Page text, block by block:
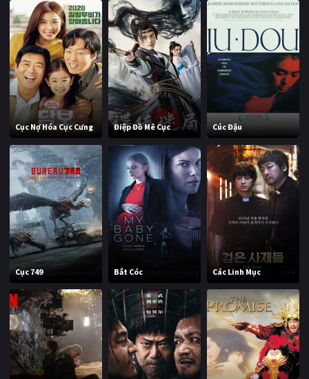
Cục Nợ Hóa Cục Cưng Điệp Đồ Mê Cục Cúc Đậu
Cục 749 Bắt Cóc Các Linh Mục